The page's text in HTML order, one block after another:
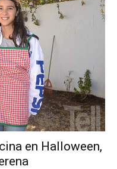
en Halloween,